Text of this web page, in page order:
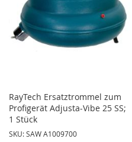
RayTech Ersatztrommel zum
Profigerät Adjusta-Vibe 25 SS;
1 Stück
SKU: SAW A1009700